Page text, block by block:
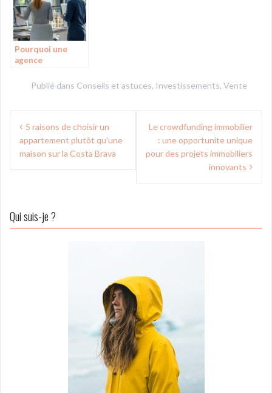
Pourquoi une
agence
indispensable
Publié dans Conseils et astuces, Investissements, Vente
Navigation
de
l’article
5 raisons de choisir un
appartement plutôt qu’une
maison sur la Costa Brava
Le crowdfunding immobilier
: une opportunite unique
pour des projets immobiliers
innovants
Qui suis-je ?